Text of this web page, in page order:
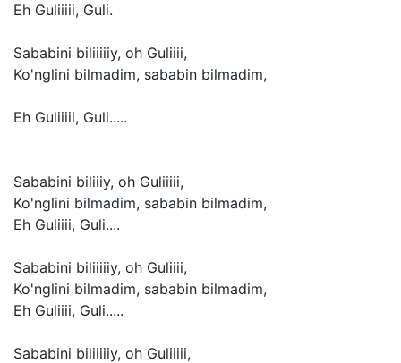
Eh Guliiiii, Guli.
Sababini biliiiiiy, oh Guliiii,
Ko'nglini bilmadim, sababin bilmadim,
Eh Guliiiii, Guli.....
Sababini biliiiy, oh Guliiiii,
Ko'nglini bilmadim, sababin bilmadim,
Eh Guliiii, Guli....
Sababini biliiiiiy, oh Guliiii,
Ko'nglini bilmadim, sababin bilmadim,
Eh Guliiii, Guli.....
Sababini biliiiiiy, oh Guliiiii,